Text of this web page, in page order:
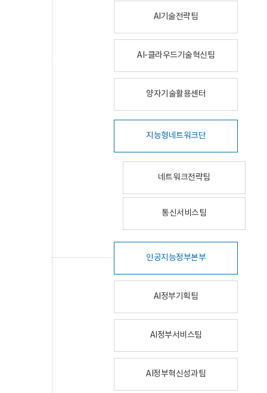
AI기술전략팀
AI-클라우드기술혁신팀
양자기술활용센터
지능형네트워크단
네트워크전략팀
통신서비스팀
인공지능정부본부
AI정부기획팀
AI정부서비스팀
AI정부혁신성과팀